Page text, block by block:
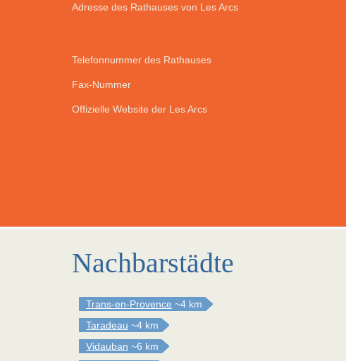
Adresse des Rathauses von Les Arcs
Telefonnummer des Rathauses
Fax-Nummer
Offizielle Website der Les Arcs
Nachbarstädte
Trans-en-Provence ~4 km
Taradeau ~4 km
Vidauban ~6 km